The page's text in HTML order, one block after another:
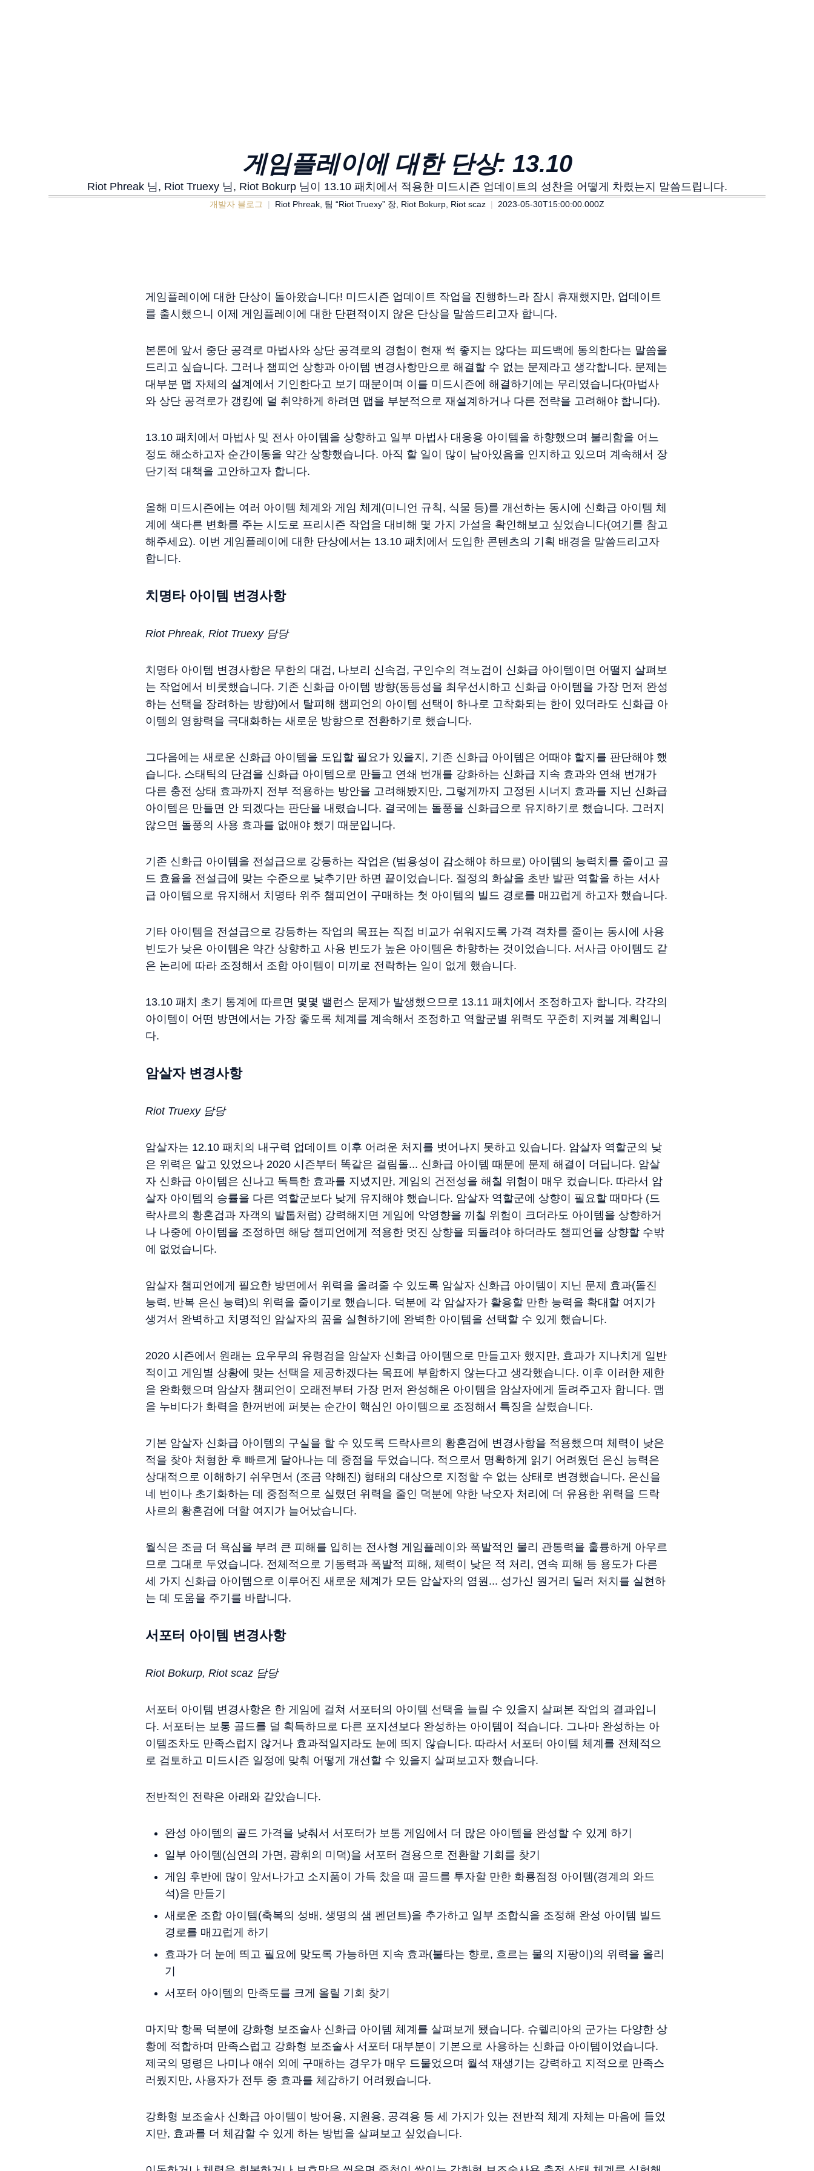
게임플레이에 대한 단상: 13.10
Riot Phreak 님, Riot Truexy 님, Riot Bokurp 님이 13.10 패치에서 적용한 미드시즌 업데이트의 성찬을 어떻게 차렸는지 말씀드립니다.
개발자 블로그 Riot Phreak, 팀 “Riot Truexy” 장, Riot Bokurp, Riot scaz 2023-05-30T15:00:00.000Z
게임플레이에 대한 단상이 돌아왔습니다! 미드시즌 업데이트 작업을 진행하느라 잠시 휴재했지만, 업데이트
를 출시했으니 이제 게임플레이에 대한 단편적이지 않은 단상을 말씀드리고자 합니다.
본론에 앞서 중단 공격로 마법사와 상단 공격로의 경험이 현재 썩 좋지는 않다는 피드백에 동의한다는 말씀을
드리고 싶습니다. 그러나 챔피언 상향과 아이템 변경사항만으로 해결할 수 없는 문제라고 생각합니다. 문제는
대부분 맵 자체의 설계에서 기인한다고 보기 때문이며 이를 미드시즌에 해결하기에는 무리였습니다(마법사
와 상단 공격로가 갱킹에 덜 취약하게 하려면 맵을 부분적으로 재설계하거나 다른 전략을 고려해야 합니다).
13.10 패치에서 마법사 및 전사 아이템을 상향하고 일부 마법사 대응용 아이템을 하향했으며 불리함을 어느
정도 해소하고자 순간이동을 약간 상향했습니다. 아직 할 일이 많이 남아있음을 인지하고 있으며 계속해서 장
단기적 대책을 고안하고자 합니다.
올해 미드시즌에는 여러 아이템 체계와 게임 체계(미니언 규칙, 식물 등)를 개선하는 동시에 신화급 아이템 체
계에 색다른 변화를 주는 시도로 프리시즌 작업을 대비해 몇 가지 가설을 확인해보고 싶었습니다(여기 를 참고
해주세요). 이번 게임플레이에 대한 단상에서는 13.10 패치에서 도입한 콘텐츠의 기획 배경을 말씀드리고자
합니다.
치명타 아이템 변경사항
Riot Phreak, Riot Truexy 담당
치명타 아이템 변경사항은 무한의 대검, 나보리 신속검, 구인수의 격노검이 신화급 아이템이면 어떨지 살펴보
는 작업에서 비롯했습니다. 기존 신화급 아이템 방향(동등성을 최우선시하고 신화급 아이템을 가장 먼저 완성
하는 선택을 장려하는 방향)에서 탈피해 챔피언의 아이템 선택이 하나로 고착화되는 한이 있더라도 신화급 아
이템의 영향력을 극대화하는 새로운 방향으로 전환하기로 했습니다.
그다음에는 새로운 신화급 아이템을 도입할 필요가 있을지, 기존 신화급 아이템은 어때야 할지를 판단해야 했
습니다. 스태틱의 단검을 신화급 아이템으로 만들고 연쇄 번개를 강화하는 신화급 지속 효과와 연쇄 번개가
다른 충전 상태 효과까지 전부 적용하는 방안을 고려해봤지만, 그렇게까지 고정된 시너지 효과를 지닌 신화급
아이템은 만들면 안 되겠다는 판단을 내렸습니다. 결국에는 돌풍을 신화급으로 유지하기로 했습니다. 그러지
않으면 돌풍의 사용 효과를 없애야 했기 때문입니다.
기존 신화급 아이템을 전설급으로 강등하는 작업은 (범용성이 감소해야 하므로) 아이템의 능력치를 줄이고 골
드 효율을 전설급에 맞는 수준으로 낮추기만 하면 끝이었습니다. 절정의 화살을 초반 발판 역할을 하는 서사
급 아이템으로 유지해서 치명타 위주 챔피언이 구매하는 첫 아이템의 빌드 경로를 매끄럽게 하고자 했습니다.
기타 아이템을 전설급으로 강등하는 작업의 목표는 직접 비교가 쉬워지도록 가격 격차를 줄이는 동시에 사용
빈도가 낮은 아이템은 약간 상향하고 사용 빈도가 높은 아이템은 하향하는 것이었습니다. 서사급 아이템도 같
은 논리에 따라 조정해서 조합 아이템이 미끼로 전락하는 일이 없게 했습니다.
13.10 패치 초기 통계에 따르면 몇몇 밸런스 문제가 발생했으므로 13.11 패치에서 조정하고자 합니다. 각각의
아이템이 어떤 방면에서는 가장 좋도록 체계를 계속해서 조정하고 역할군별 위력도 꾸준히 지켜볼 계획입니
다.
암살자 변경사항
Riot Truexy 담당
암살자는 12.10 패치의 내구력 업데이트 이후 어려운 처지를 벗어나지 못하고 있습니다. 암살자 역할군의 낮
은 위력은 알고 있었으나 2020 시즌부터 똑같은 걸림돌... 신화급 아이템 때문에 문제 해결이 더딥니다. 암살
자 신화급 아이템은 신나고 독특한 효과를 지녔지만, 게임의 건전성을 해칠 위험이 매우 컸습니다. 따라서 암
살자 아이템의 승률을 다른 역할군보다 낮게 유지해야 했습니다. 암살자 역할군에 상향이 필요할 때마다 (드
락사르의 황혼검과 자객의 발톱처럼) 강력해지면 게임에 악영향을 끼칠 위험이 크더라도 아이템을 상향하거
나 나중에 아이템을 조정하면 해당 챔피언에게 적용한 멋진 상향을 되돌려야 하더라도 챔피언을 상향할 수밖
에 없었습니다.
암살자 챔피언에게 필요한 방면에서 위력을 올려줄 수 있도록 암살자 신화급 아이템이 지닌 문제 효과(돌진
능력, 반복 은신 능력)의 위력을 줄이기로 했습니다. 덕분에 각 암살자가 활용할 만한 능력을 확대할 여지가
생겨서 완벽하고 치명적인 암살자의 꿈을 실현하기에 완벽한 아이템을 선택할 수 있게 했습니다.
2020 시즌에서 원래는 요우무의 유령검을 암살자 신화급 아이템으로 만들고자 했지만, 효과가 지나치게 일반
적이고 게임별 상황에 맞는 선택을 제공하겠다는 목표에 부합하지 않는다고 생각했습니다. 이후 이러한 제한
을 완화했으며 암살자 챔피언이 오래전부터 가장 먼저 완성해온 아이템을 암살자에게 돌려주고자 합니다. 맵
을 누비다가 화력을 한꺼번에 퍼붓는 순간이 핵심인 아이템으로 조정해서 특징을 살렸습니다.
기본 암살자 신화급 아이템의 구실을 할 수 있도록 드락사르의 황혼검에 변경사항을 적용했으며 체력이 낮은
적을 찾아 처형한 후 빠르게 달아나는 데 중점을 두었습니다. 적으로서 명확하게 읽기 어려웠던 은신 능력은
상대적으로 이해하기 쉬우면서 (조금 약해진) 형태의 대상으로 지정할 수 없는 상태로 변경했습니다. 은신을
네 번이나 초기화하는 데 중점적으로 실렸던 위력을 줄인 덕분에 약한 낙오자 처리에 더 유용한 위력을 드락
사르의 황혼검에 더할 여지가 늘어났습니다.
월식은 조금 더 욕심을 부려 큰 피해를 입히는 전사형 게임플레이와 폭발적인 물리 관통력을 훌륭하게 아우르
므로 그대로 두었습니다. 전체적으로 기동력과 폭발적 피해, 체력이 낮은 적 처리, 연속 피해 등 용도가 다른
세 가지 신화급 아이템으로 이루어진 새로운 체계가 모든 암살자의 염원... 성가신 원거리 딜러 처치를 실현하
는 데 도움을 주기를 바랍니다.
서포터 아이템 변경사항
Riot Bokurp, Riot scaz 담당
서포터 아이템 변경사항은 한 게임에 걸쳐 서포터의 아이템 선택을 늘릴 수 있을지 살펴본 작업의 결과입니
다. 서포터는 보통 골드를 덜 획득하므로 다른 포지션보다 완성하는 아이템이 적습니다. 그나마 완성하는 아
이템조차도 만족스럽지 않거나 효과적일지라도 눈에 띄지 않습니다. 따라서 서포터 아이템 체계를 전체적으
로 검토하고 미드시즌 일정에 맞춰 어떻게 개선할 수 있을지 살펴보고자 했습니다.
전반적인 전략은 아래와 같았습니다.
완성 아이템의 골드 가격을 낮춰서 서포터가 보통 게임에서 더 많은 아이템을 완성할 수 있게 하기
일부 아이템(심연의 가면, 광휘의 미덕)을 서포터 겸용으로 전환할 기회를 찾기
게임 후반에 많이 앞서나가고 소지품이 가득 찼을 때 골드를 투자할 만한 화룡점정 아이템(경계의 와드
석)을 만들기
새로운 조합 아이템(축복의 성배, 생명의 샘 펜던트)을 추가하고 일부 조합식을 조정해 완성 아이템 빌드
경로를 매끄럽게 하기
효과가 더 눈에 띄고 필요에 맞도록 가능하면 지속 효과(불타는 향로, 흐르는 물의 지팡이)의 위력을 올리
기
서포터 아이템의 만족도를 크게 올릴 기회 찾기
마지막 항목 덕분에 강화형 보조술사 신화급 아이템 체계를 살펴보게 됐습니다. 슈렐리아의 군가는 다양한 상
황에 적합하며 만족스럽고 강화형 보조술사 서포터 대부분이 기본으로 사용하는 신화급 아이템이었습니다.
제국의 명령은 나미나 애쉬 외에 구매하는 경우가 매우 드물었으며 월석 재생기는 강력하고 지적으로 만족스
러웠지만, 사용자가 전투 중 효과를 체감하기 어려웠습니다.
강화형 보조술사 신화급 아이템이 방어용, 지원용, 공격용 등 세 가지가 있는 전반적 체계 자체는 마음에 들었
지만, 효과를 더 체감할 수 있게 하는 방법을 살펴보고 싶었습니다.